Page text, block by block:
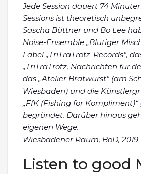
Jede Session dauert 74
Sessions ist theoretisch
Sascha Büttner und Bo Lee
Noise-Ensemble „Blutiger
Label „TriTraTrotz-Records“,
„TriTraTrotz, Nachrichten für
das „Atelier Bratwurst“ (am
Wiesbaden) und die
„FfK (Fishing for
begründet. Darüber hinaus
eigenen Wege.
Wiesbadener Raum, BoD, 2019
Listen to good